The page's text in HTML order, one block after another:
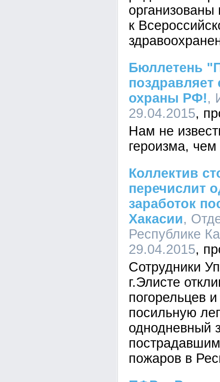
организованы
к
Бюллетень
охраны РФ!,
29.04.2015
Нам не
героизма,
Коллектив
перечислит
заработок
Хакасии,
Республике
29.04.2015
Сотрудники
г.Элисте
погорельцев
посильную
однодневный
пострадавшим
пожаров в